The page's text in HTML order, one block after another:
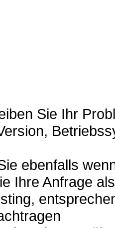
Sie Ihr
ebenfalls
Ihre Anfrage